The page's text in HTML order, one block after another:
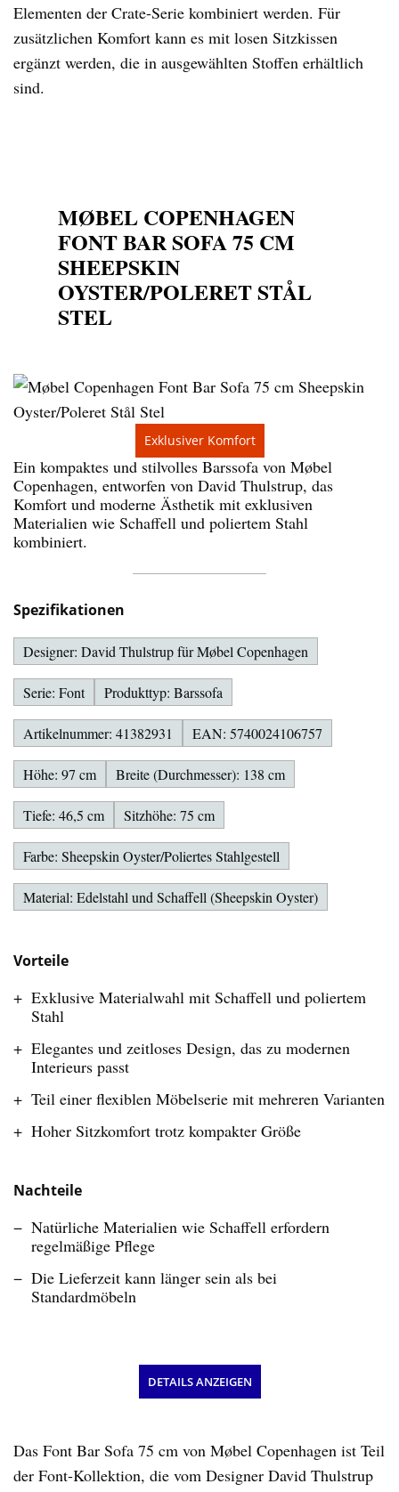
Elementen der Crate-Serie kombiniert werden. Für
zusätzlichen Komfort kann es mit losen Sitzkissen
ergänzt werden, die in ausgewählten Stoffen erhältlich
sind.
Exklusiver Komfort
MØBEL COPENHAGEN
FONT BAR SOFA 75 CM
SHEEPSKIN
OYSTER/POLERET STÅL
STEL
Ein kompaktes und stilvolles Barssofa von Møbel
Copenhagen, entworfen von David Thulstrup, das
Komfort und moderne Ästhetik mit exklusiven
Materialien wie Schaffell und poliertem Stahl
kombiniert.
Das Font Bar Sofa 75 cm von Møbel Copenhagen ist Teil
der Font-Kollektion, die vom Designer David Thulstrup
Vorteile
Exklusive Materialwahl mit Schaffell und poliertem
Stahl
Elegantes und zeitloses Design, das zu modernen
Interieurs passt
Teil einer flexiblen Möbelserie mit mehreren Varianten
Hoher Sitzkomfort trotz kompakter Größe
Nachteile
Natürliche Materialien wie Schaffell erfordern
regelmäßige Pflege
Die Lieferzeit kann länger sein als bei
Standardmöbeln
Spezifikationen
Designer: David Thulstrup für Møbel Copenhagen
Serie: Font Produkttyp: Barssofa
Artikelnummer: 41382931 EAN: 5740024106757
Höhe: 97 cm Breite (Durchmesser): 138 cm
Tiefe: 46,5 cm Sitzhöhe: 75 cm
Farbe: Sheepskin Oyster/Poliertes Stahlgestell
Material: Edelstahl und Schaffell (Sheepskin Oyster)
DETAILS ANZEIGEN